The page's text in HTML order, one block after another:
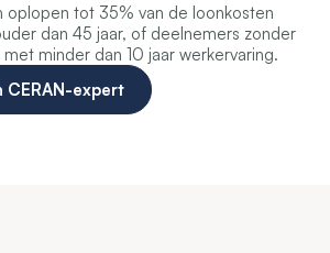
oplopen tot 35% van de loonkosten
dan 45 jaar, of deelnemers zonder
minder dan 10 jaar werkervaring.
CERAN-expert